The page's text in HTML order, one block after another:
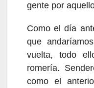
gente por
Como el día
que
vuelta, todo
romería.
como el